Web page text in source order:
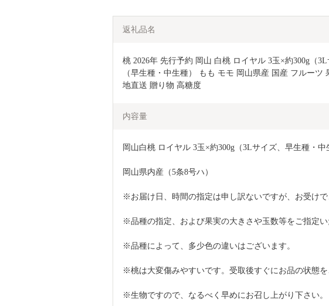
返礼品名
桃 2026年 先行予約 岡山 白桃 ロイヤル 3玉×約300g（
（早生種・中生種） もも モモ 岡山県産 国産 フルーツ
地直送 贈り物 高糖度
内容量
岡山白桃 ロイヤル 3玉×約300g（3Lサイズ、早生種・中
岡山県内産（5条8号ハ）
※お届け日、時間の指定は申し訳ないですが、お受けで
※品種の指定、および果実の大きさや玉数等をご指定い
※品種によって、多少色の違いはございます。
※桃は大変傷みやすいです。受取後すぐにお品の状態を
※生物ですので、なるべく早めにお召し上がり下さい。